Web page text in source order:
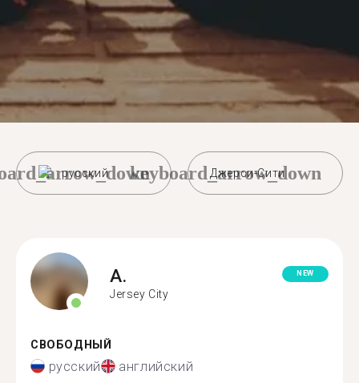
русский Джерси-Сити
keyboard_arrow_down
A.
Jersey City
NEW
СВОБОДНЫЙ
русский английский